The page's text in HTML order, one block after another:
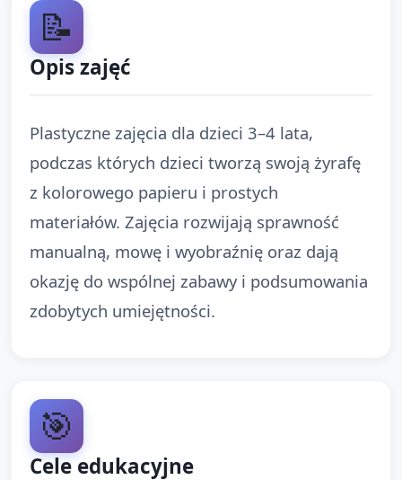
📝
Opis zajęć
Plastyczne zajęcia dla dzieci 3–4 lata,
podczas których dzieci tworzą swoją żyrafę
z kolorowego papieru i prostych
materiałów. Zajęcia rozwijają sprawność
manualną, mowę i wyobraźnię oraz dają
okazję do wspólnej zabawy i podsumowania
zdobytych umiejętności.
🎯
Cele edukacyjne